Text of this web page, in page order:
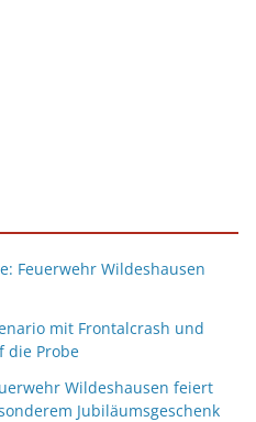
Feuerwehr Wildeshausen
mit Frontalcrash und
die Probe
Wildeshausen feiert
Jubiläumsgeschenk